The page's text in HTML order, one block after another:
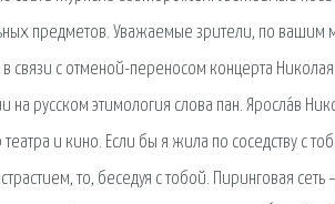
предметов. Уважаемые зрители, по
в связи с отменой-переносом концерта
на русском этимология слова пан. Яросла́в
театра и кино. Если бы я жила по соседству с
то, беседуя с тобой. Пиринговая